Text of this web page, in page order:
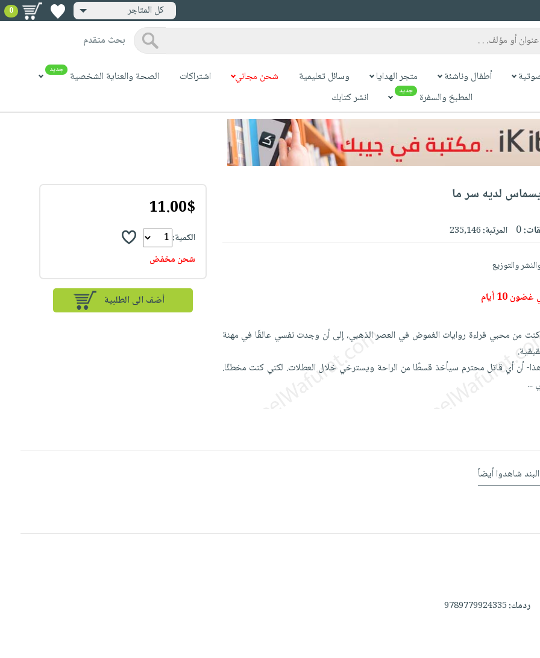
كل المتاجر 0
بحث متقدم
أطفال وناشئة متجر الهدايا وسائل تعليمية شحن مجاني اشتراكات الصحة والعناية الشخصية جديد
المطبخ والسفرة جديد انشر كتابك
لديه سر ما
0 المرتبة:235,146
والتوزيع
10 أيام
من محبي قراءة روايات الغموض في العصر الذهبي، إلى أن وجدت نفسي عالقًا في مهنة
أن أي قاتل محترم سيأخذ قسطًا من الراحة ويسترخي خلال العطلات. لكني كنت مخطئًا.
...
11.00$
الكمية:
شحن مخفض
أضف الى الطلبية
شاهدوا أيضاً
ردمك:9789779924335